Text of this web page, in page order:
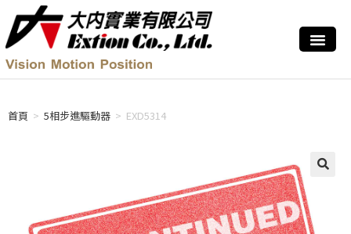
首頁 > 5相步進驅動器 > EXD5314